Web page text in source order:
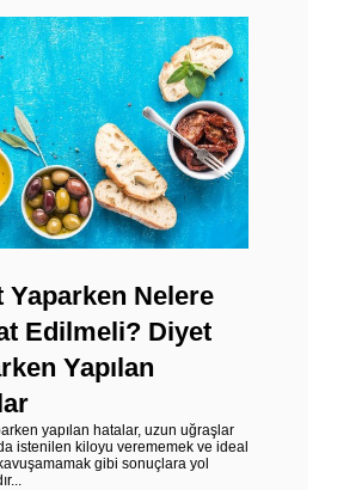
Yaparken Nelere
Edilmeli? Diyet
Yapılan
yapılan hatalar, uzun uğraşlar
istenilen kiloyu verememek ve ideal
gibi sonuçlara yol